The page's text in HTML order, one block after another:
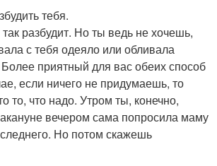
тебя.
разбудит. Но ты ведь не хочешь,
с тебя одеяло или обливала
приятный для вас обеих способ
если ничего не придумаешь, то
то, что надо. Утром ты, конечно,
вечером сама попросила маму
Но потом скажешь